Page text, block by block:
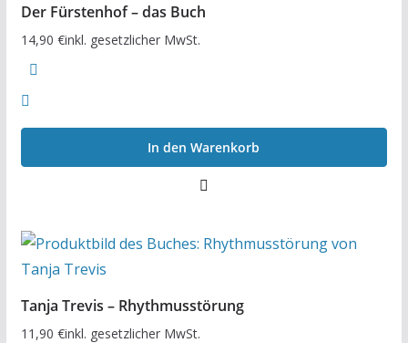
Der Fürstenhof – das Buch
14,90 €inkl. gesetzlicher MwSt.
In den Warenkorb
Tanja Trevis – Rhythmusstörung
11,90 €inkl. gesetzlicher MwSt.